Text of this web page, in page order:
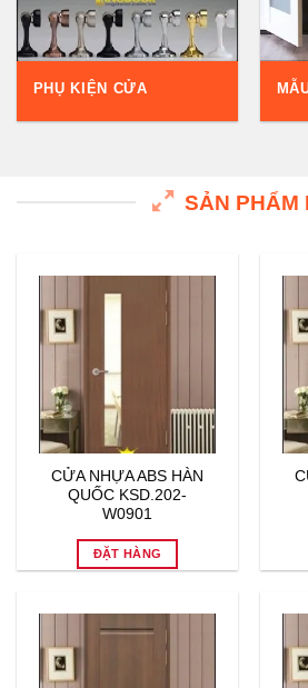
SẢN PHẨM
CỬA NHỰA ABS HÀN
QUỐC KSD.202-
W0901
ĐẶT HÀNG